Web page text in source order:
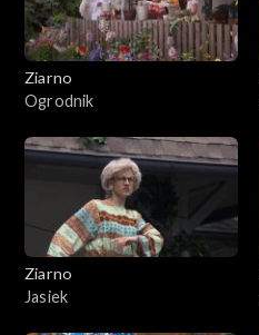
Ziarno
Ogrodnik
Ziarno
Jasiek